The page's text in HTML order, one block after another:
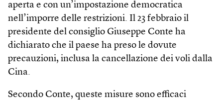
aperta e con un’impostazione democratica
nell’imporre delle restrizioni. Il 23 febbraio il
presidente del consiglio Giuseppe Conte ha
dichiarato che il paese ha preso le dovute
precauzioni, inclusa la cancellazione dei voli dalla
Cina.
Secondo Conte, queste misure sono efficaci